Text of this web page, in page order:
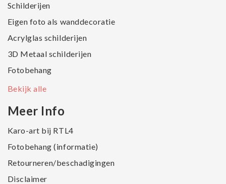
Schilderijen
Eigen foto als wanddecoratie
Acrylglas schilderijen
3D Metaal schilderijen
Fotobehang
Bekijk alle
Meer Info
Karo-art bij RTL4
Fotobehang (informatie)
Retourneren/beschadigingen
Disclaimer